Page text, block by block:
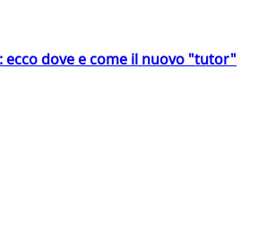
ecco dove e come il nuovo "tutor"